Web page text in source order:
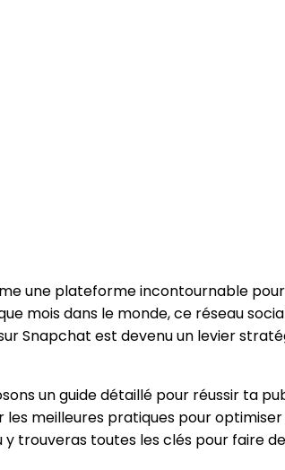
une plateforme incontournable
mois dans le monde, ce réseau
Snapchat est devenu un levier
un guide détaillé pour réussir ta
meilleures pratiques pour
trouveras toutes les clés pour faire